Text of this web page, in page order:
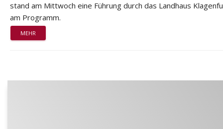
stand am Mittwoch eine Führung durch das Landhaus
am Programm.
MEHR